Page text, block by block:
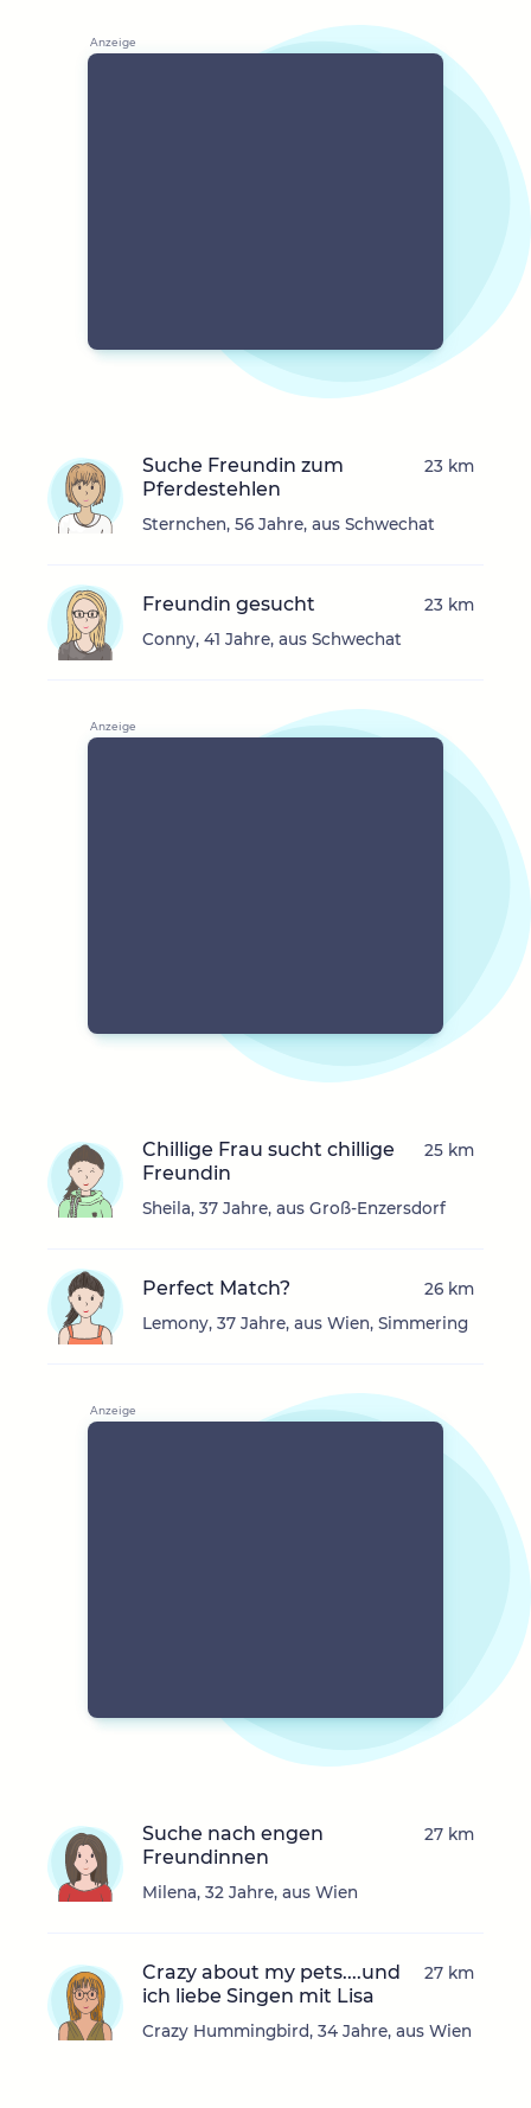
Suche Freundin zum
Pferdestehlen
Sternchen, 56 Jahre, aus Schwechat
23 km
Freundin gesucht
Conny, 41 Jahre, aus Schwechat
23 km
Chillige Frau sucht chillige
Freundin
Sheila, 37 Jahre, aus Groß-Enzersdorf
25 km
Perfect Match?
Lemony, 37 Jahre, aus Wien, Simmering
26 km
Suche nach engen
Freundinnen
Milena, 32 Jahre, aus Wien
27 km
Crazy about my pets....und
ich liebe Singen mit Lisa
Crazy Hummingbird, 34 Jahre, aus Wien
27 km